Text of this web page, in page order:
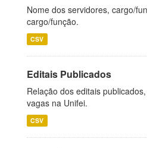
Nome dos servidores, cargo/
cargo/função.
CSV
Editais Publicados
Relação dos editais
vagas na Unifei.
CSV